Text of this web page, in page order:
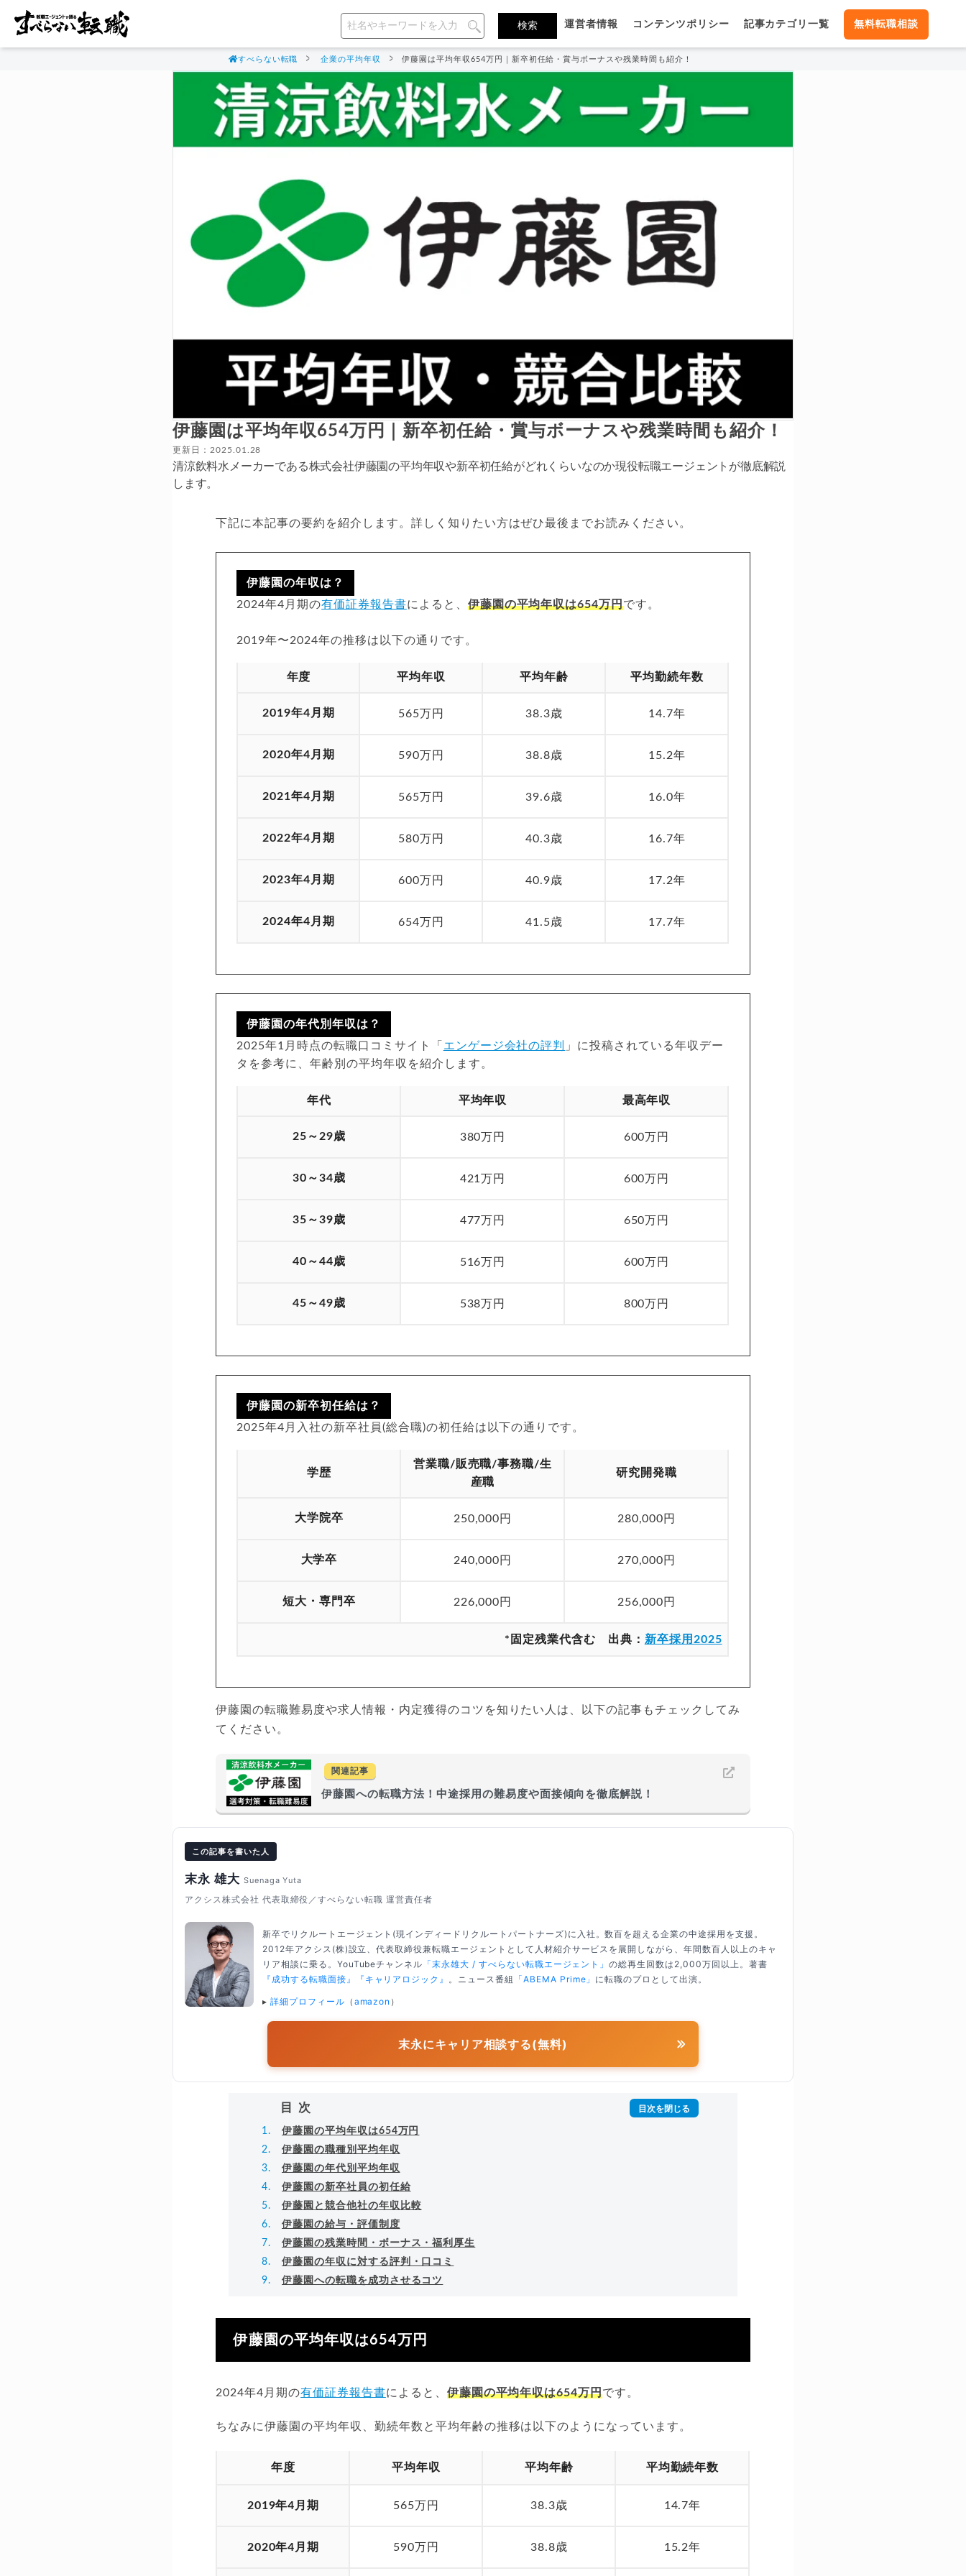
運営者情報 コンテンツポリシー 記事カテゴリ一覧 無料転職相談
すべらない転職 企業の平均年収 伊藤園は平均年収654万円｜新卒初任給・賞与ボーナスや残業時間も紹介！
伊藤園は平均年収654万円｜新卒初任給・賞与ボーナスや残業時間も紹介！
更新日：2025.01.28
清涼飲料水メーカーである株式会社伊藤園の平均年収や新卒初任給がどれくらいなのか現役転職エージェントが徹底解説
します。
下記に本記事の要約を紹介します。詳しく知りたい方はぜひ最後までお読みください。
伊藤園の年収は？
2024年4月期の有価証券報告書によると、 伊藤園の平均年収は654万円です。
2019年〜2024年の推移は以下の通りです。
年度 平均年収 平均年齢 平均勤続年数
2019年4月期 565万円 38.3歳 14.7年
2020年4月期 590万円 38.8歳 15.2年
2021年4月期 565万円 39.6歳 16.0年
2022年4月期 580万円 40.3歳 16.7年
2023年4月期 600万円 40.9歳 17.2年
2024年4月期 654万円 41.5歳 17.7年
伊藤園の年代別年収は？
2025年1月時点の転職口コミサイト「 エンゲージ会社の評判
」に投稿されている年収デー
タを参考に、年齢別の平均年収を紹介します。
年代 平均年収 最高年収
25～29歳 380万円 600万円
30～34歳 421万円 600万円
35～39歳 477万円 650万円
40～44歳 516万円 600万円
45～49歳 538万円 800万円
伊藤園の新卒初任給は？
2025年4月入社の新卒社員(総合職)の初任給は以下の通りです。
学歴
営業職/販売職/事務職/生
産職
研究開発職
大学院卒 250,000円 280,000円
大学卒 240,000円 270,000円
短大・専門卒 226,000円 256,000円
*固定残業代含む 出典： 新卒採用2025
伊藤園の転職難易度や求人情報・内定獲得のコツを知りたい人は、以下の記事もチェックしてみ
てください。
関連記事
伊藤園への転職方法！中途採用の難易度や面接傾向を徹底解説！
この記事を書いた人
末永 雄大 Suenaga Yuta
アクシス株式会社 代表取締役／すべらない転職 運営責任者
新卒でリクルートエージェント(現インディードリクルートパートナーズ)に入社。数百を超える企業の中途採用を支援。
2012年アクシス(株)設立、代表取締役兼転職エージェントとして人材紹介サービスを展開しながら、年間数百人以上のキャ
リア相談に乗る。YouTubeチャンネル 「末永雄大 / すべらない転職エージェント」の総再生回数は2,000万回以上。著書
『成功する転職面接』
『キャリアロジック』 。ニュース番組 「ABEMA Prime」 に転職のプロとして出演。
▸ 詳細プロフィール （ amazon ）
末永にキャリア相談する(無料)
目次
伊藤園の平均年収は654万円
伊藤園の職種別平均年収
伊藤園の年代別平均年収
伊藤園の新卒社員の初任給
伊藤園と競合他社の年収比較
伊藤園の給与・評価制度
伊藤園の残業時間・ボーナス・福利厚生
伊藤園の年収に対する評判・口コミ
伊藤園への転職を成功させるコツ
伊藤園の平均年収は654万円
2024年4月期の有価証券報告書によると、 伊藤園の平均年収は654万円です。
ちなみに伊藤園の平均年収、勤続年数と平均年齢の推移は以下のようになっています。
年度 平均年収 平均年齢 平均勤続年数
2019年4月期 565万円 38.3歳 14.7年
2020年4月期 590万円 38.8歳 15.2年